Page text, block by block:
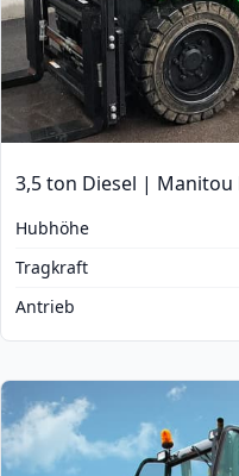
3,5 ton Diesel | Manitou
Hubhöhe
Tragkraft
Antrieb